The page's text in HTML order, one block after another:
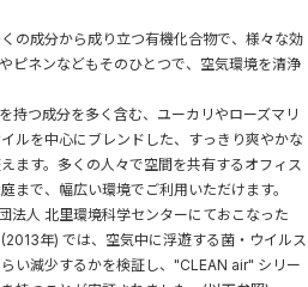
の成分から成り立つ有機化合物で、様々な効
ピネンなどもそのひとつで、空気環境を清浄
持つ成分を多く含む、ユーカリやローズマリ
ルを中心にブレンドした、すっきり爽やかな
ます。多くの人々で空間を共有するオフィス
まで、幅広い環境でご利用いただけます。
法人 北里環境科学センターにておこなった
年) では、空気中に浮遊する菌・ウイルス
い減少するかを検証し、"CLEAN air" シリー